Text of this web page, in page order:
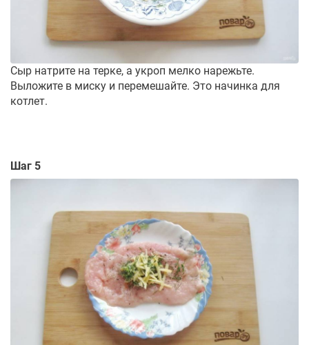
Сыр натрите на терке, а укроп мелко нарежьте.
Выложите в миску и перемешайте. Это начинка для
котлет.
Шаг 5